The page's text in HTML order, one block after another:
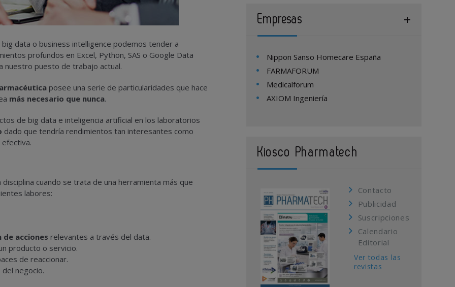
data o business intelligence podemos tender a
profundos en Excel, Python, SAS o Google Data
nuestro puesto de trabajo actual.
posee una serie de particularidades que hace
más necesario que nunca.
de big data e inteligencia artificial en los laboratorios
dado que tendría rendimientos tan interesantes como
cuando se trata de una herramienta más que
labores:
acciones relevantes a través del data.
producto o servicio.
de reaccionar.
negocio.
Empresas
Nippon Sanso Homecare España
FARMAFORUM
Medicalforum
AXIOM Ingeniería
Kiosco Pharmatech
Contacto
Publicidad
Suscripciones
Calendario
Editorial
Ver todas las
revistas